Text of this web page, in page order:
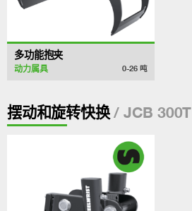
多功能抱夹
动力属具 0-26 吨
摆动和旋转快换/ JCB 300T